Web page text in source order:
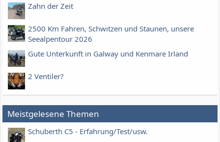
Zahn der Zeit
2500 Km Fahren, Schwitzen und Staunen, unsere
Seealpentour 2026
Gute Unterkunft in Galway und Kenmare Irland
2 Ventiler?
Meistgelesene Themen
Schuberth C5 - Erfahrung/Test/usw.